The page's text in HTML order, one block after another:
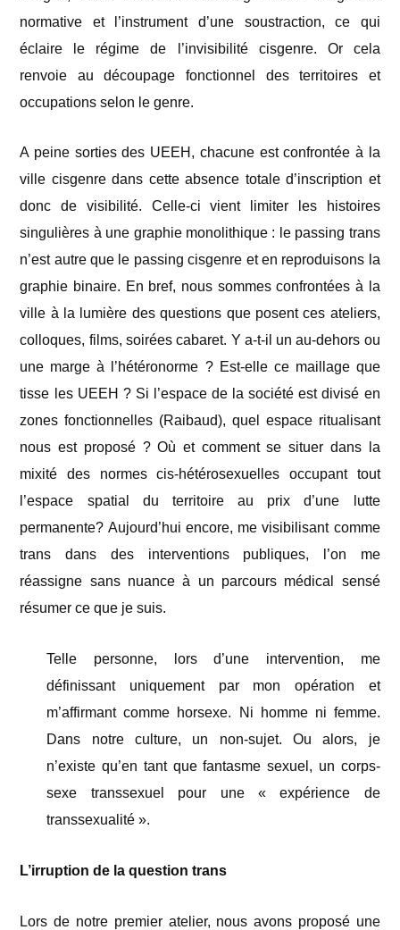
normative et l’instrument d’une soustraction, ce qui
éclaire le régime de l’invisibilité cisgenre. Or cela
renvoie au découpage fonctionnel des territoires et
occupations selon le genre.
A peine sorties des UEEH, chacune est confrontée à la
ville cisgenre dans cette absence totale d’inscription et
donc de visibilité. Celle-ci vient limiter les histoires
singulières à une graphie monolithique : le passing trans
n’est autre que le passing cisgenre et en reproduisons la
graphie binaire. En bref, nous sommes confrontées à la
ville à la lumière des questions que posent ces ateliers,
colloques, films, soirées cabaret. Y a-t-il un au-dehors ou
une marge à l’hétéronorme ? Est-elle ce maillage que
tisse les UEEH ? Si l’espace de la société est divisé en
zones fonctionnelles (Raibaud), quel espace ritualisant
nous est proposé ? Où et comment se situer dans la
mixité des normes cis-hétérosexuelles occupant tout
l’espace spatial du territoire au prix d’une lutte
permanente? Aujourd’hui encore, me visibilisant comme
trans dans des interventions publiques, l’on me
réassigne sans nuance à un parcours médical sensé
résumer ce que je suis.
Telle personne, lors d’une intervention, me
définissant uniquement par mon opération et
m’affirmant comme horsexe. Ni homme ni femme.
Dans notre culture, un non-sujet. Ou alors, je
n’existe qu’en tant que fantasme sexuel, un corps-
sexe transsexuel pour une « expérience de
transsexualité ».
L’irruption de la question trans
Lors de notre premier atelier, nous avons proposé une